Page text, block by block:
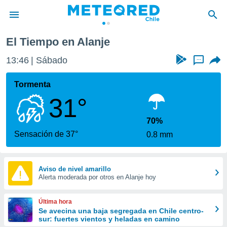
de
por
se
calidad.
a este
las
y
forma
digital
basada
El Tiempo en Alanje
13:46 Sábado ...
Tormenta
31°
Sensación de 37°
70%
0.8 mm
Aviso de nivel amarillo
Alerta moderada por otros en Alanje hoy
Última hora
Se avecina una baja segregada en Chile centro-
sur: fuertes vientos y heladas en camino